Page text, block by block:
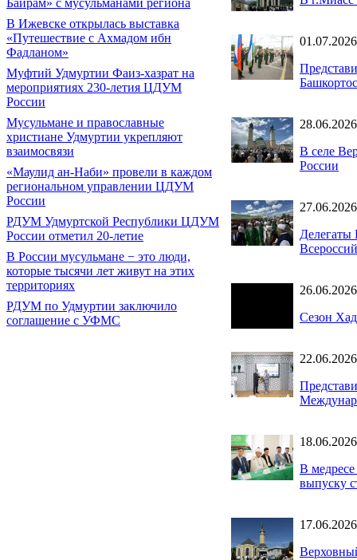
Байрам» с мусульманами региона
В Ижевске открылась выставка
«Путешествие с Ахмадом ибн
Фадланом»
Муфтий Удмуртии Фаиз-хазрат на
мероприятиях 230-летия ЦДУМ
России
Мусульмане и православные
христиане Удмуртии укрепляют
взаимосвязи
«Маулид ан-Наби» провели в каждом
региональном управлении ЦДУМ
России
РДУМ Удмуртской Республики ЦДУМ
России отметил 20-летие
В России мусульмане − это люди,
которые тысячи лет живут на этих
территориях
РДУМ по Удмуртии заключило
соглашение с УФМС
01.07.2026
28.06.2026
В селе
России
27.06.2026
26.06.2026
Сезон
22.06.2026
18.06.2026
В
выпуску
17.06.2026